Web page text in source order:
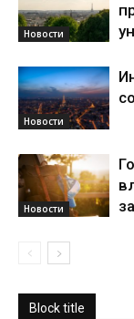
Новости
Новости
Новости
Block title